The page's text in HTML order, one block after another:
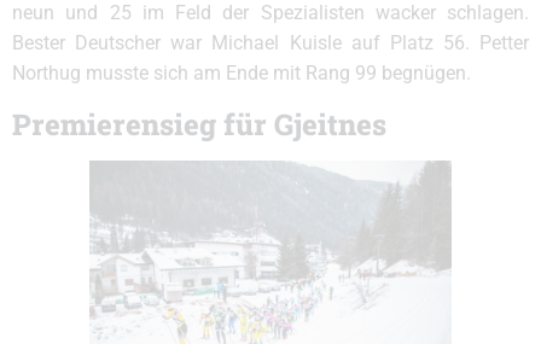
neun und 25 im Feld der Spezialisten wacker schlagen.
Bester Deutscher war Michael Kuisle auf Platz 56. Petter
Northug musste sich am Ende mit Rang 99 begnügen.
Premierensieg für Gjeitnes